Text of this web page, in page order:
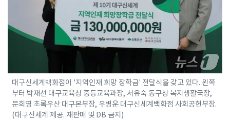
대구신세계백화점이 '지역인재 희망 장학금' 전달식을 갖고 있다. 왼쪽
부터 박재선 대구교육청 중등교육과장, 서유숙 동구청 복지생활국장,
문희영 초록우산 대구본부장, 우병운 대구신세계백화점 사회공헌부장.
(대구신세계 제공. 재판매 및 DB 금지)